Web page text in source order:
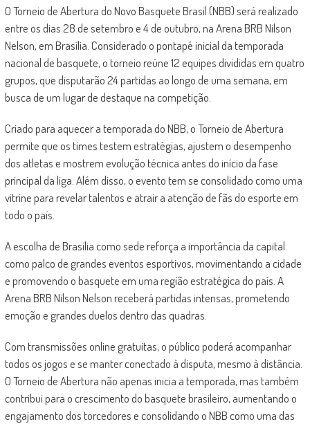
O Torneio de Abertura do Novo Basquete Brasil (NBB) será realizado
entre os dias 28 de setembro e 4 de outubro, na Arena BRB Nilson
Nelson, em Brasília. Considerado o pontapé inicial da temporada
nacional de basquete, o torneio reúne 12 equipes divididas em quatro
grupos, que disputarão 24 partidas ao longo de uma semana, em
busca de um lugar de destaque na competição.
Criado para aquecer a temporada do NBB, o Torneio de Abertura
permite que os times testem estratégias, ajustem o desempenho
dos atletas e mostrem evolução técnica antes do início da fase
principal da liga. Além disso, o evento tem se consolidado como uma
vitrine para revelar talentos e atrair a atenção de fãs do esporte em
todo o país.
A escolha de Brasília como sede reforça a importância da capital
como palco de grandes eventos esportivos, movimentando a cidade
e promovendo o basquete em uma região estratégica do país. A
Arena BRB Nilson Nelson receberá partidas intensas, prometendo
emoção e grandes duelos dentro das quadras.
Com transmissões online gratuitas, o público poderá acompanhar
todos os jogos e se manter conectado à disputa, mesmo à distância.
O Torneio de Abertura não apenas inicia a temporada, mas também
contribui para o crescimento do basquete brasileiro, aumentando o
engajamento dos torcedores e consolidando o NBB como uma das